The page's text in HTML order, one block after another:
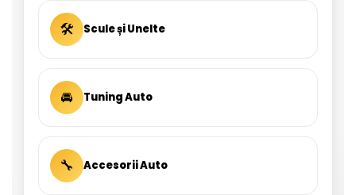
🛠 Scule și Unelte
🚘 Tuning Auto
🔧 Accesorii Auto